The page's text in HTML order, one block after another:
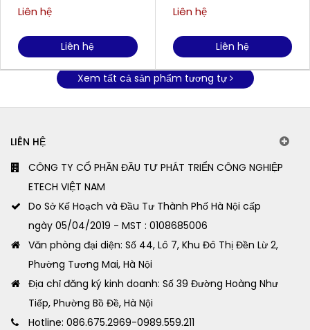
Liên hệ
Liên hệ
Liên hệ
Liên hệ
Xem tất cả sản phẩm tương tự
LIÊN HỆ
CÔNG TY CỔ PHẦN ĐẦU TƯ PHÁT TRIỂN CÔNG NGHIỆP
ETECH VIỆT NAM
Do Sở Kế Hoạch và Đầu Tư Thành Phố Hà Nội cấp
ngày 05/04/2019 - MST : 0108685006
Văn phòng đại diện: Số 44, Lô 7, Khu Đô Thị Đền Lừ 2,
Phường Tương Mai, Hà Nội
Địa chỉ đăng ký kinh doanh: Số 39 Đường Hoàng Như
Tiếp, Phường Bồ Đề, Hà Nội
Hotline: 086.675.2969-0989.559.211